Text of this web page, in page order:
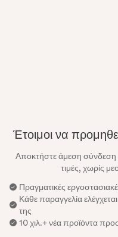
Έτοιμοι να
Αποκτήστε άμεση σύνδεση
τιμές, χωρίς
Πραγματικές
Κάθε παραγγελία
της
10 χιλ.+ νέα προϊόντα